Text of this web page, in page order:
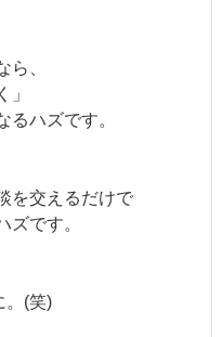
ら、
」
るハズです。
を交えるだけで
ズです。
。(笑)